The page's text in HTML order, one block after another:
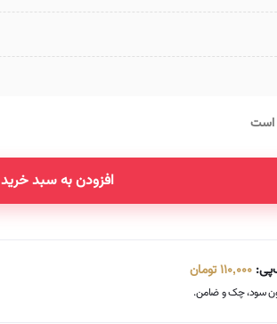
افزودن به سبد خرید
110,000تومان